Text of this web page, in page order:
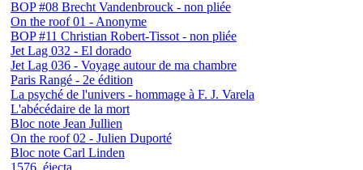
BOP #08 Brecht Vandenbrouck - non pliée
On the roof 01 - Anonyme
BOP #11 Christian Robert-Tissot - non pliée
Jet Lag 032 - El dorado
Jet Lag 036 - Voyage autour de ma chambre
Paris Rangé - 2e édition
La psyché de l'univers - hommage à F. J. Varela
L'abécédaire de la mort
Bloc note Jean Jullien
On the roof 02 - Julien Duporté
Bloc note Carl Linden
1576, éjecta